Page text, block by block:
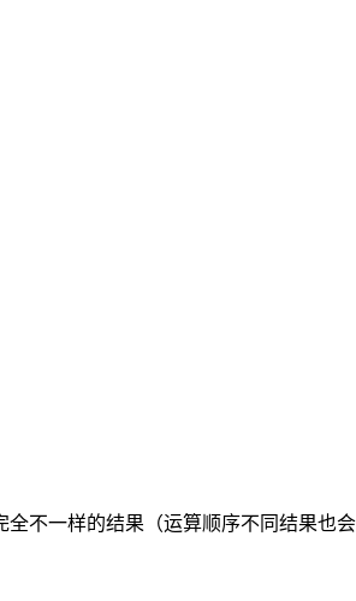
不一样的结果（运算顺序不同结果也